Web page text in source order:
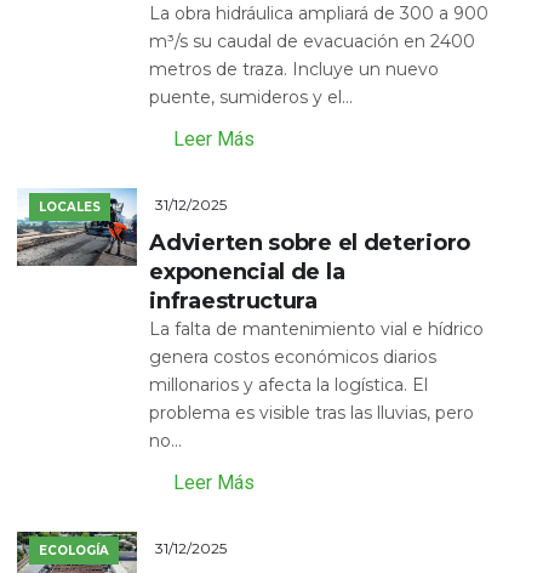
La obra hidráulica ampliará de 300 a 900
m³/s su caudal de evacuación en 2400
metros de traza. Incluye un nuevo
puente, sumideros y el...
Leer Más
LOCALES 31/12/2025
Advierten sobre el deterioro
exponencial de la
infraestructura
La falta de mantenimiento vial e hídrico
genera costos económicos diarios
millonarios y afecta la logística. El
problema es visible tras las lluvias, pero
no...
Leer Más
ECOLOGÍA 31/12/2025